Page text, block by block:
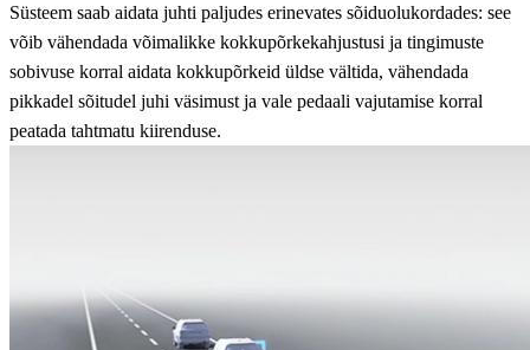
Süsteem saab aidata juhti paljudes erinevates sõiduolukordades: see
võib vähendada võimalikke kokkupõrkekahjustusi ja tingimuste
sobivuse korral aidata kokkupõrkeid üldse vältida, vähendada
pikkadel sõitudel juhi väsimust ja vale pedaali vajutamise korral
peatada tahtmatu kiirenduse.